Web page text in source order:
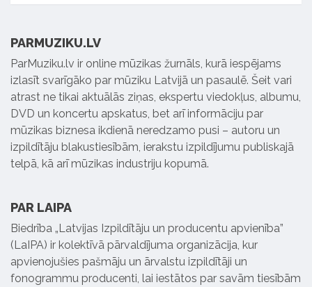
PARMUZIKU.LV
ParMuziku.lv ir online mūzikas žurnāls, kurā iespējams
izlasīt svarīgāko par mūziku Latvijā un pasaulē. Šeit vari
atrast ne tikai aktuālās ziņas, ekspertu viedokļus, albumu,
DVD un koncertu apskatus, bet arī informāciju par
mūzikas biznesa ikdienā neredzamo pusi – autoru un
izpildītāju blakustiesībām, ierakstu izpildījumu publiskajā
telpā, kā arī mūzikas industriju kopumā.
PAR LAIPA
Biedrība „Latvijas Izpildītāju un producentu apvienība”
(LaIPA) ir kolektīvā pārvaldījuma organizācija, kur
apvienojušies pašmāju un ārvalstu izpildītāji un
fonogrammu producenti, lai iestātos par savām tiesībām